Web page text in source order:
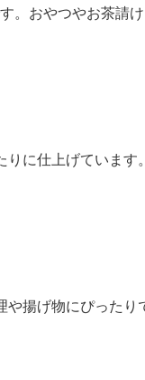
おやつやお茶請
に仕上げていま
揚げ物にぴった